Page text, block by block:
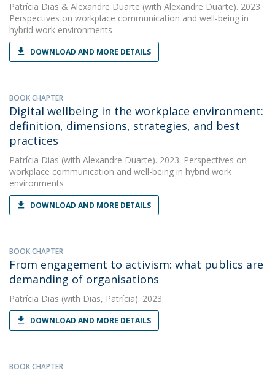
Patrícia Dias & Alexandre Duarte (with Alexandre Duarte). 2023.
Perspectives on workplace communication and well-being in
hybrid work environments
DOWNLOAD AND MORE DETAILS
BOOK CHAPTER
Digital wellbeing in the workplace environment:
definition, dimensions, strategies, and best
practices
Patrícia Dias (with Alexandre Duarte). 2023. Perspectives on
workplace communication and well-being in hybrid work
environments
DOWNLOAD AND MORE DETAILS
BOOK CHAPTER
From engagement to activism: what publics are
demanding of organisations
Patrícia Dias (with Dias, Patrícia). 2023.
DOWNLOAD AND MORE DETAILS
BOOK CHAPTER